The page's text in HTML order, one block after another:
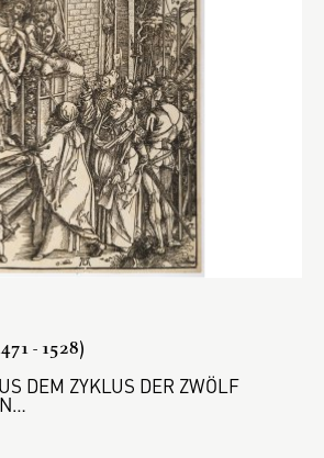
- 1528)
DEM ZYKLUS DER ZWÖLF